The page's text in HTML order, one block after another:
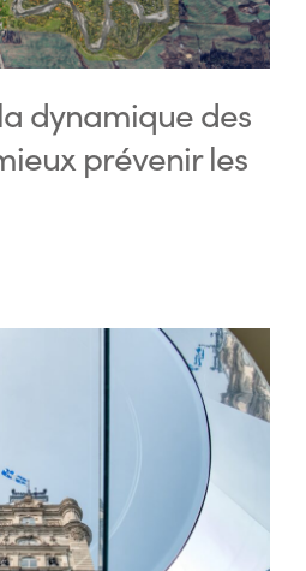
dynamique des
prévenir les